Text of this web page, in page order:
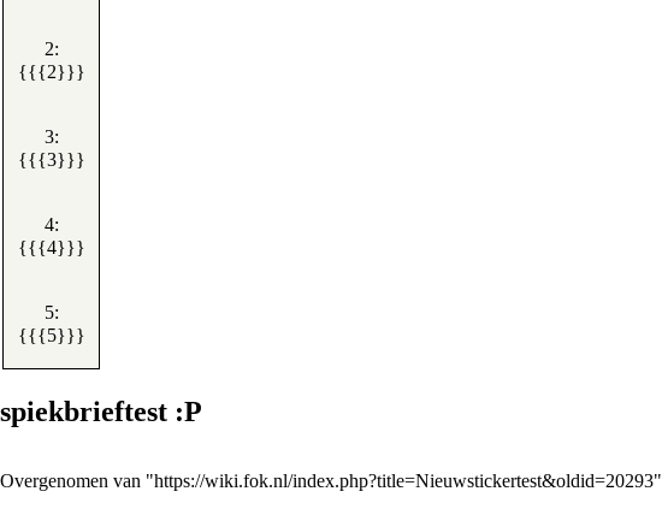
2:
{{{2}}}
3:
{{{3}}}
4:
{{{4}}}
5:
{{{5}}}
spiekbrieftest :P
Overgenomen van "https://wiki.fok.nl/index.php?title=Nieuwstickertest&oldid=20293"